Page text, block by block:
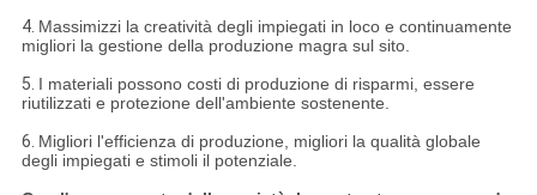
4. Massimizzi la creatività degli impiegati in loco e continuamente
migliori la gestione della produzione magra sul sito.
5. I materiali possono costi di produzione di risparmi, essere
riutilizzati e protezione dell'ambiente sostenente.
6. Migliori l'efficienza di produzione, migliori la qualità globale
degli impiegati e stimoli il potenziale.